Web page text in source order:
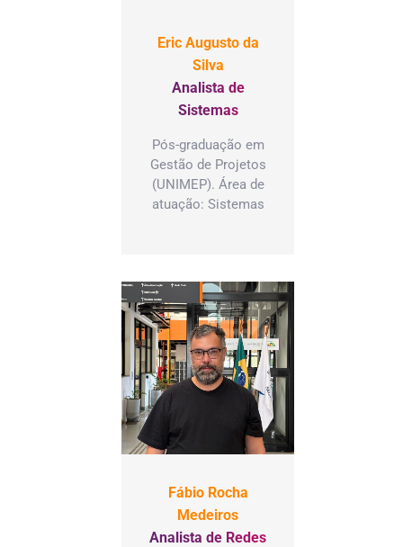
Eric Augusto da
Silva
Analista de
Sistemas
Pós-graduação em
Gestão de Projetos
(UNIMEP). Área de
atuação: Sistemas
Fábio Rocha
Medeiros
Analista de Redes